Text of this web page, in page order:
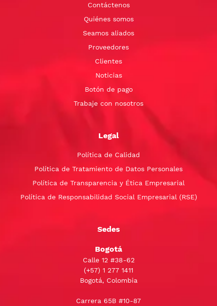
Contáctenos
Quiénes somos
Seamos aliados
Proveedores
Clientes
Noticias
Botón de pago
Trabaje con nosotros
Legal
Política de Calidad
Política de Tratamiento de Datos Personales
Política de Transparencia y Ética Empresarial
Política de Responsabilidad Social Empresarial (RSE)
Sedes
Bogotá
Calle 12 #38-62
(+57) 1 277 1411
Bogotá, Colombia
Carrera 65B #10-87